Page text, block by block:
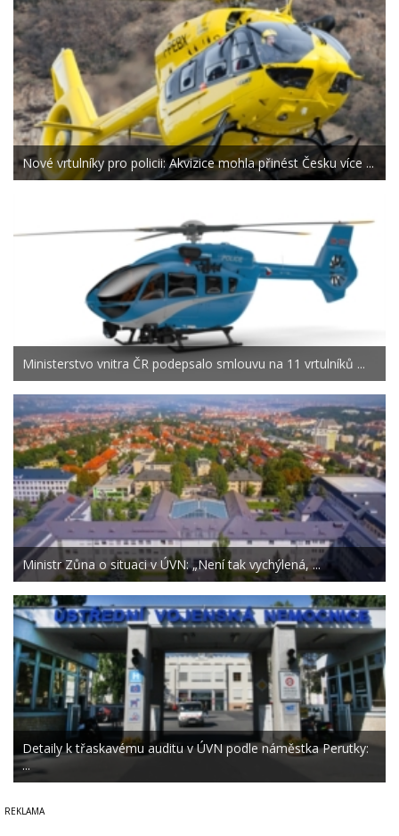
Nové vrtulníky pro policii: Akvizice mohla přinést Česku více ...
Ministerstvo vnitra ČR podepsalo smlouvu na 11 vrtulníků ...
Ministr Zůna o situaci v ÚVN: „Není tak vychýlená, ...
Detaily k třaskavému auditu v ÚVN podle náměstka Perutky:
...